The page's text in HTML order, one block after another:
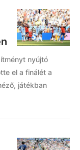
nyújtó
el a finálét a
játékban